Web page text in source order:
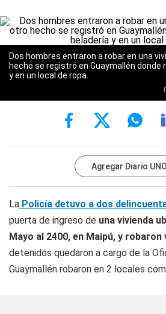
Dos hombres entraron a robar en una
hecho se registró en Guaymallén donde
y en un local de ropa.
Agregar Diario
La Policía detuvo a dos
puerta de ingreso de una vivienda
Mayo al 2400, en Maipú, y
detenidos quedaron a cargo de la
Guaymallén robaron en 2 locales